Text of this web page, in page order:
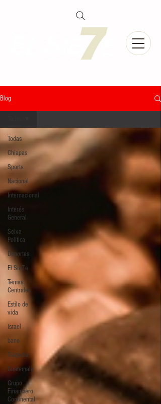
Blog
Todas
Chiapas
Sports
Nacional
Internacional
Interés
General
Selva
Política
Deportes
El Sie7e
Temas
Centrales
Estilo de
vida
Israel
bano
Tragedia
Guatemala
Grupo
Financiero
Continental